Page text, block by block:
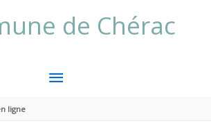
de Chérac
MENU
ligne